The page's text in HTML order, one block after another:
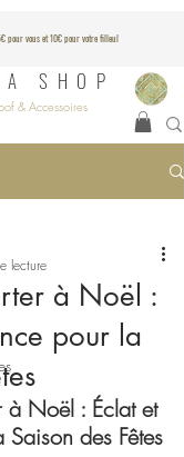
pour vous et 10€ pour votre filleul
SHOP
& Accessoires
à Noël :
pour la
lecture
à Noël : Éclat et
des Fêtes